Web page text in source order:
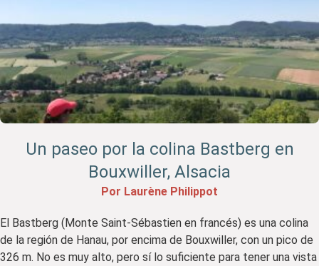
Un paseo por la colina Bastberg en
Bouxwiller, Alsacia
Por Laurène Philippot
El Bastberg (Monte Saint-Sébastien en francés) es una colina
de la región de Hanau, por encima de Bouxwiller, con un pico de
326 m. No es muy alto, pero sí lo suficiente para tener una vista